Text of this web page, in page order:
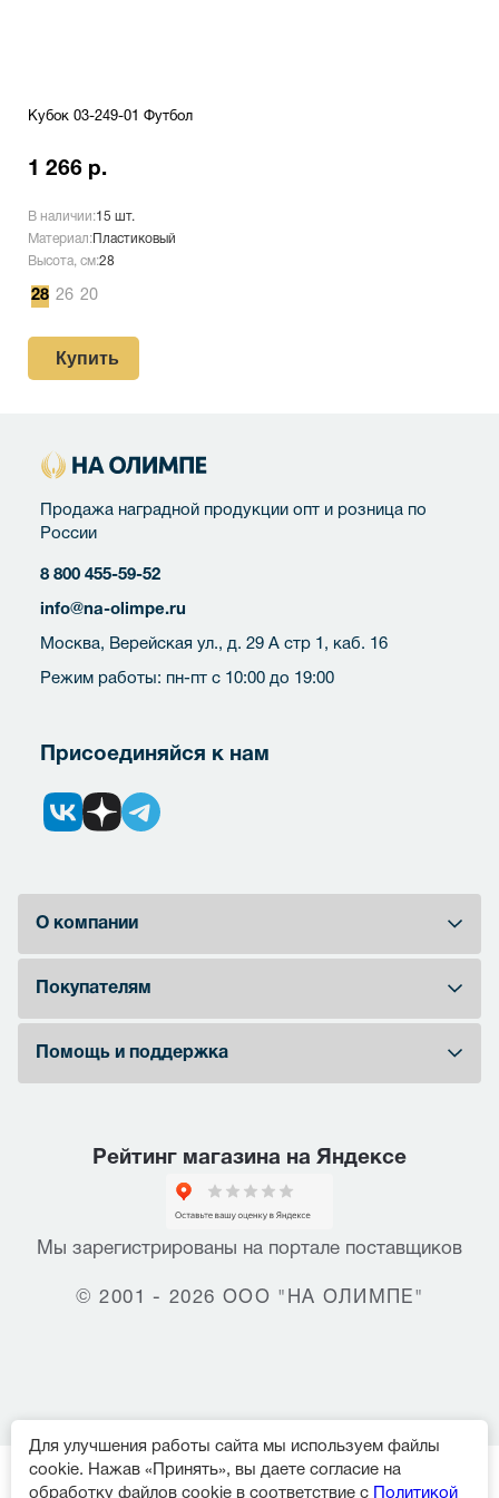
Кубок 03-249-01 Футбол
1 266 р.
В наличии:15 шт.
Материал: Пластиковый
Высота, см:28
28 26 20
Купить
Продажа наградной продукции опт и розница по
России
8 800 455-59-52
info@na-olimpe.ru
Москва, Верейская ул., д. 29 А стр 1, каб. 16
Режим работы: пн-пт с 10:00 до 19:00
Присоединяйся к нам
О компании
Покупателям
Помощь и поддержка
Рейтинг магазина на Яндексе
Мы зарегистрированы на портале поставщиков
© 2001 - 2026 ООО "НА ОЛИМПЕ"
Для улучшения работы сайта мы используем файлы
cookie. Нажав «Принять», вы даете согласие на
обработку файлов cookie в соответствие с
Политикой